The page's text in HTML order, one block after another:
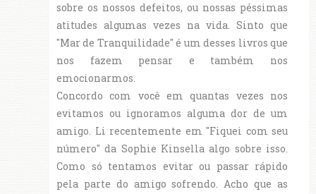
sobre os nossos defeitos, ou nossas péssimas
atitudes algumas vezes na vida. Sinto que
"Mar de Tranquilidade" é um desses livros que
nos fazem pensar e também nos
emocionarmos.
Concordo com você em quantas vezes nos
evitamos ou ignoramos alguma dor de um
amigo. Li recentemente em "Fiquei com seu
número" da Sophie Kinsella algo sobre isso.
Como só tentamos evitar ou passar rápido
pela parte do amigo sofrendo. Acho que as